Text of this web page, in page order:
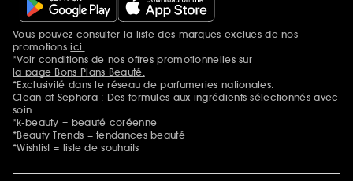
Mentions additionnelles
Vous pouvez consulter la liste des marques exclues de nos
promotionsici.
*Voir conditions de nos offres promotionnelles sur
la page Bons Plans Beauté.
*Exclusivité dans le réseau de parfumeries nationales.
Clean at Sephora : Des formules aux ingrédients sélectionnés avec
soin
*k-beauty = beauté coréenne
*Beauty Trends = tendances beauté
*Wishlist = liste de souhaits